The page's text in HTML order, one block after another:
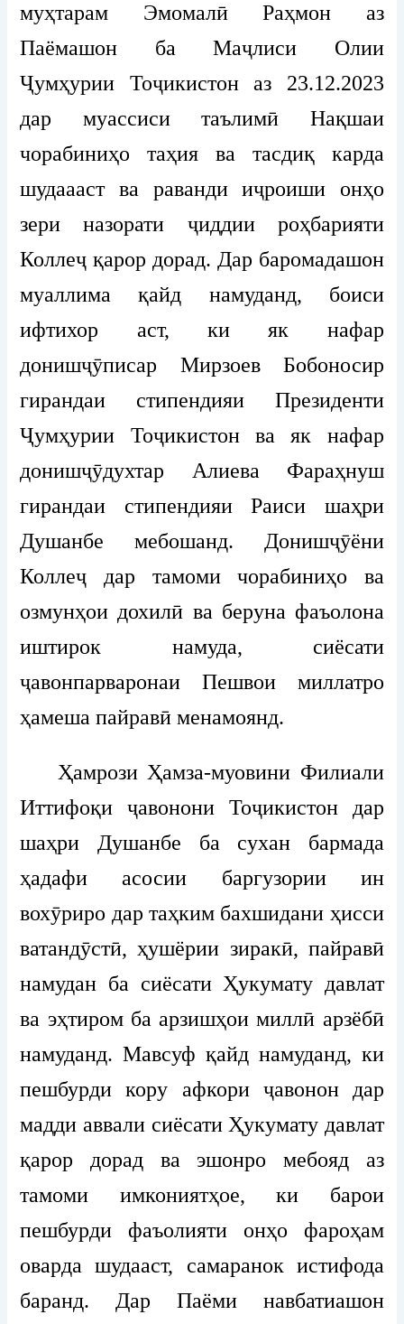
муҳтарам Эмомалӣ Раҳмон аз
Паёмашон ба Маҷлиси Олии
Ҷумҳурии Тоҷикистон аз 23.12.2023
дар муассиси таълимӣ Нақшаи
чорабиниҳо таҳия ва тасдиқ карда
шудаааст ва раванди иҷроиши онҳо
зери назорати ҷиддии роҳбарияти
Коллеҷ қарор дорад. Дар баромадашон
муаллима қайд намуданд, боиси
ифтихор аст, кияк нафар
донишҷӯписар Мирзоев Бобоносир
гирандаи стипендияи Президенти
Ҷумҳурии Тоҷикистон ва як нафар
донишҷӯдухтар Алиева Фараҳнуш
гирандаи стипендияи Раиси шаҳри
Душанбе мебошанд. Донишҷӯёни
Коллеҷ дар тамоми чорабиниҳо ва
озмунҳои дохилӣ ва беруна фаъолона
иштирок намуда, сиёсати
ҷавонпарваронаи Пешвои миллатро
ҳамеша пайравӣ менамоянд.
Ҳамрози Ҳамза-муовини Филиали
Иттифоқи ҷавонони Тоҷикистон дар
шаҳри Душанбе ба сухан бармада
ҳадафи асосии баргузории ин
вохӯриро дар таҳким бахшидани ҳисси
ватандӯстӣ, ҳушёрии зиракӣ, пайравӣ
намудан ба сиёсати Ҳукумату давлат
ва эҳтиром ба арзишҳои миллӣ арзёбӣ
намуданд. Мавсуф қайд намуданд, ки
пешбурди кору афкори ҷавонон дар
мадди аввали сиёсати Ҳукумату давлат
қарор дорад ва эшонро мебояд аз
тамоми имкониятҳое, ки барои
пешбурди фаъолияти онҳо фароҳам
оварда шудааст, самаранок истифода
баранд. Дар Паёми навбатиашон